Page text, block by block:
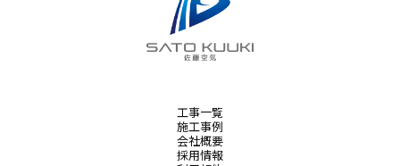
工事一覧
施工事例
会社概要
採用情報